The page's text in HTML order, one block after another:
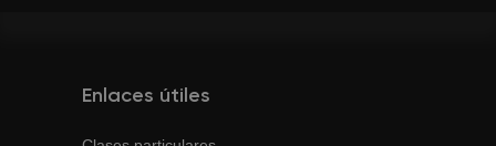
Enlaces útiles